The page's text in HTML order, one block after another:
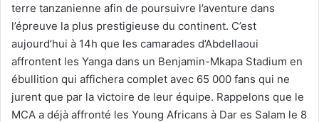
terre tanzanienne afin de poursuivre l’aventure dans
l’épreuve la plus prestigieuse du continent. C’est
aujourd’hui à 14h que les camarades d’Abdellaoui
affrontent les Yanga dans un Benjamin-Mkapa Stadium en
ébullition qui affichera complet avec 65 000 fans qui ne
jurent que par la victoire de leur équipe. Rappelons que le
MCA a déjà affronté les Young Africans à Dar es Salam le 8